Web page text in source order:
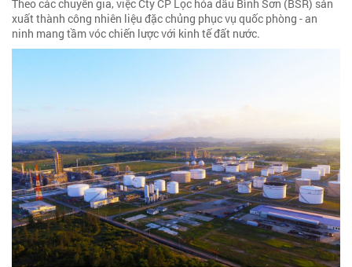
Theo các chuyên gia, việc Cty CP Lọc hóa dầu Bình Sơn (BSR) sản
xuất thành công nhiên liệu đặc chủng phục vụ quốc phòng - an
ninh mang tầm vóc chiến lược với kinh tế đất nước.